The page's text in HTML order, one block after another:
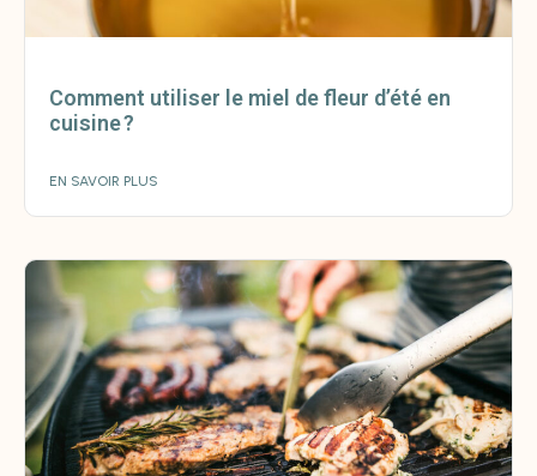
Comment utiliser le miel de fleur d’été en
cuisine ?
EN SAVOIR PLUS